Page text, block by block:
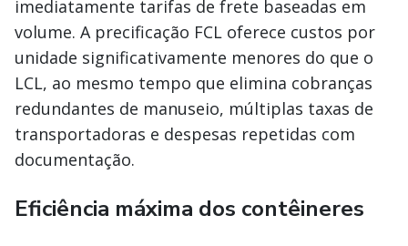
imediatamente tarifas de frete baseadas em
volume. A precificação FCL oferece custos por
unidade significativamente menores do que o
LCL, ao mesmo tempo que elimina cobranças
redundantes de manuseio, múltiplas taxas de
transportadoras e despesas repetidas com
documentação.
Eficiência máxima dos contêineres